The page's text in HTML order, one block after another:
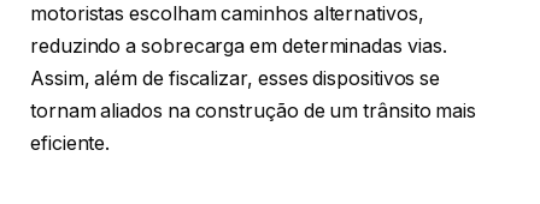
motoristas escolham caminhos alternativos,
reduzindo a sobrecarga em determinadas vias.
Assim, além de fiscalizar, esses dispositivos se
tornam aliados na construção de um trânsito mais
eficiente.